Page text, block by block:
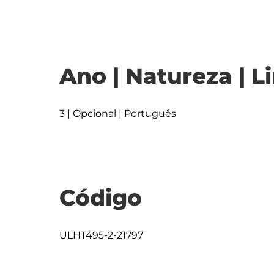
Ano | Natureza |
3 | Opcional | Português
Código
ULHT495-2-21797